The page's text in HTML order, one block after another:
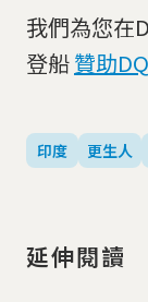
我們為您在
登船贊助DQ
印度 更生人
延伸閱讀